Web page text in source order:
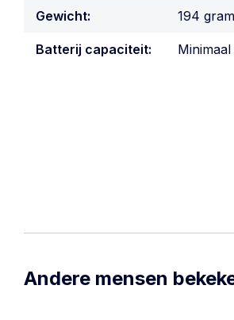
Gewicht: 194 gram
Batterij capaciteit:
Andere mensen